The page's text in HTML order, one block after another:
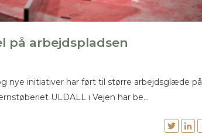
på arbejdspladsen
nye initiativer har ført til større arbejdsglæde på
ULDALL i Vejen har be...